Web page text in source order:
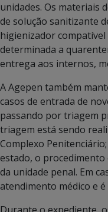
unidades. Os materiais
de solução sanitizante
higienizador compatível
determinada a
entrega aos internos,
A Agepen também
casos de entrada de
passando por triagem
triagem está sendo
Complexo
estado, o
da unidade penal. Em
atendimento médico e